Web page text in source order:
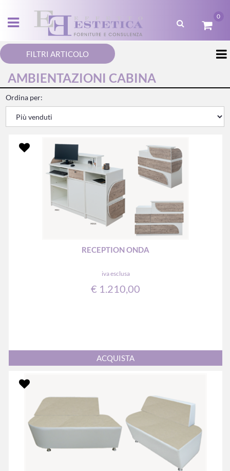
Open menu
0
FILTRI ARTICOLO
AMBIENTAZIONI CABINA
Ordina per:
RECEPTION ONDA
iva esclusa
€ 1.210,00
Quantità
ACQUISTA